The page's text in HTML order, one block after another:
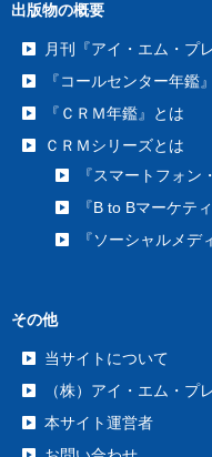
出版物の概要
月刊『アイ・エム・プ
『コールセンター年鑑
『ＣＲＭ年鑑』とは
ＣＲＭシリーズとは
『スマートフォン
『B to Bマーケテ
『ソーシャルメデ
その他
当サイトについて
（株）アイ・エム・
本サイト運営者